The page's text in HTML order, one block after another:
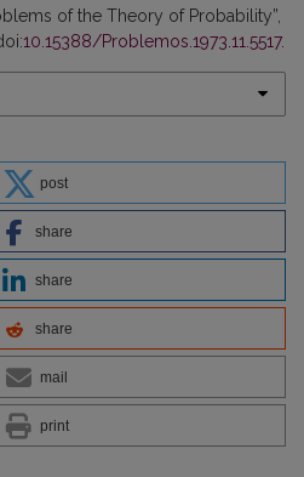
of the Theory of Probability”,
10.15388/Problemos.1973.11.5517.
post
share
share
share
mail
print